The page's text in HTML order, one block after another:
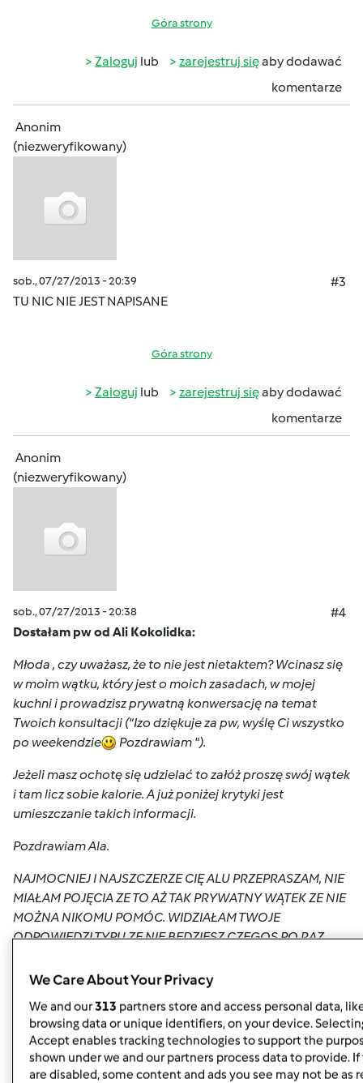
Góra strony
Zaloguj lub zarejestruj sięaby dodawać
komentarze
Anonim
(niezweryfikowany)
sob., 07/27/2013 - 20:39
#3
TU NIC NIE JEST NAPISANE
Góra strony
Zaloguj lub zarejestruj sięaby dodawać
komentarze
Anonim
(niezweryfikowany)
sob., 07/27/2013 - 20:38
#4
Dostałam pw od Ali Kokolidka:
Młoda , czy uważasz, że to nie jest nietaktem? Wcinasz się
w moim wątku, który jest o moich zasadach, w mojej
kuchni i prowadzisz prywatną konwersację na temat
Twoich konsultacji ("Izo dziękuje za pw, wyślę Ci wszystko
po weekendzie
Pozdrawiam ").
Jeżeli masz ochotę się udzielać to załóż proszę swój wątek
i tam licz sobie kalorie. A już poniżej krytyki jest
umieszczanie takich informacji.
Pozdrawiam Ala.
NAJMOCNIEJ I NAJSZCZERZE CIĘ ALU PRZEPRASZAM, NIE
MIAŁAM POJĘCIA ZE TO AŻ TAK PRYWATNY WĄTEK ZE NIE
MOŻNA NIKOMU POMÓC. WIDZIAŁAM TWOJE
ODPOWIEDZI TYPU ZE NIE BEDZIESZ CZEGOS PO RAZ
TEJ IZIE SKORO JESTEM W STANIE. WIEM ZE MNIE NIE
HANIA I WŁASNE ZDANIE ALE UWIERZ NIE PRZEZ MYSL MI
NIE PRZESZŁO ŻE TAK TO ODBIERZESZ. OBIECUJE WIECEJ
SLOWA NIE NAPISAC W TWOIM WATKU. JEST MI PRZYKRO
BO CHCIALAM PO PROSTU POMOC. PIERWSZY RAZ
We Care About Your Privacy
We and our313 partners store and access personal data,
browsing data or unique identifiers, on your device.
Accept enables tracking technologies to support the
shown under we and our partners process data to provide. If
are disabled, some content and ads you see may not be as